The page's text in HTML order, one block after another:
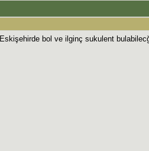
Eskişehirde bol ve ilginç sukulent